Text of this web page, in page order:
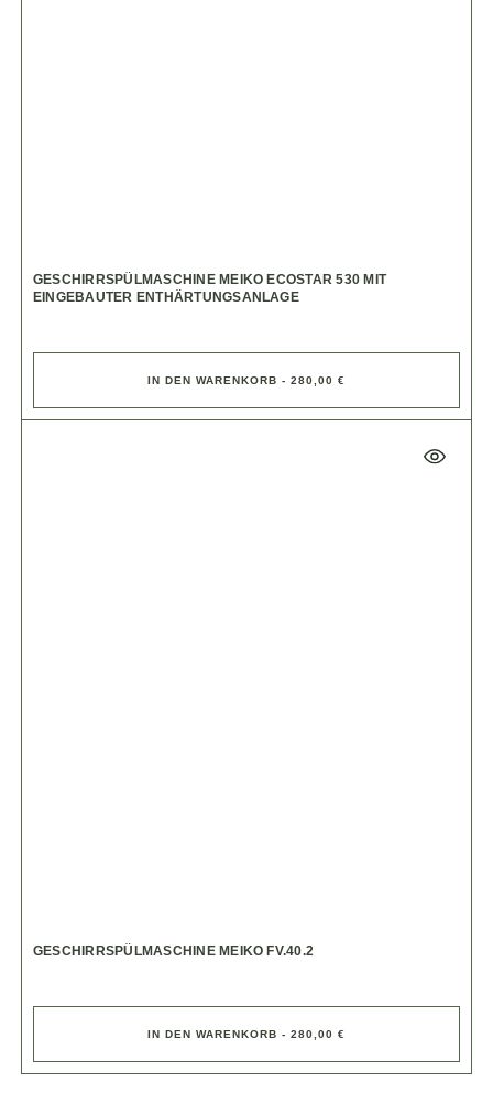
GESCHIRRSPÜLMASCHINE MEIKO ECOSTAR 530 MIT
EINGEBAUTER ENTHÄRTUNGSANLAGE
IN DEN WARENKORB - 280,00 €
GESCHIRRSPÜLMASCHINE MEIKO FV.40.2
IN DEN WARENKORB - 280,00 €